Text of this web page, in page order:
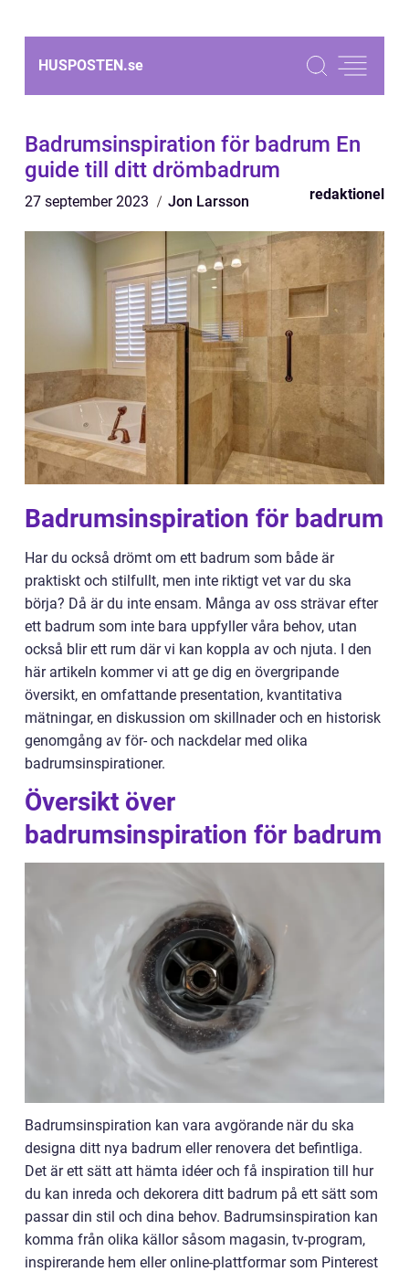
HUSPOSTEN.se
Badrumsinspiration för badrum En
guide till ditt drömbadrum
27 september 2023 Jon Larsson redaktionel
Badrumsinspiration för badrum
Har du också drömt om ett badrum som både är
praktiskt och stilfullt, men inte riktigt vet var du ska
börja? Då är du inte ensam. Många av oss strävar efter
ett badrum som inte bara uppfyller våra behov, utan
också blir ett rum där vi kan koppla av och njuta. I den
här artikeln kommer vi att ge dig en övergripande
översikt, en omfattande presentation, kvantitativa
mätningar, en diskussion om skillnader och en historisk
genomgång av för- och nackdelar med olika
badrumsinspirationer.
Översikt över
badrumsinspiration för badrum
Badrumsinspiration kan vara avgörande när du ska
designa ditt nya badrum eller renovera det befintliga.
Det är ett sätt att hämta idéer och få inspiration till hur
du kan inreda och dekorera ditt badrum på ett sätt som
passar din stil och dina behov. Badrumsinspiration kan
komma från olika källor såsom magasin, tv-program,
inspirerande hem eller online-plattformar som Pinterest